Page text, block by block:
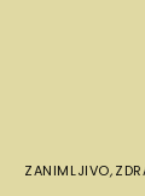
ZANIMLJIVO,